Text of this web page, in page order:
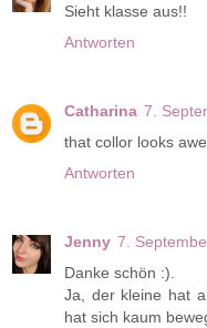
Sieht klasse aus!!
Antworten
Catharina 7.
that collor looks
Antworten
Jenny 7.
Danke schön :).
Ja, der kleine hat
hat sich kaum